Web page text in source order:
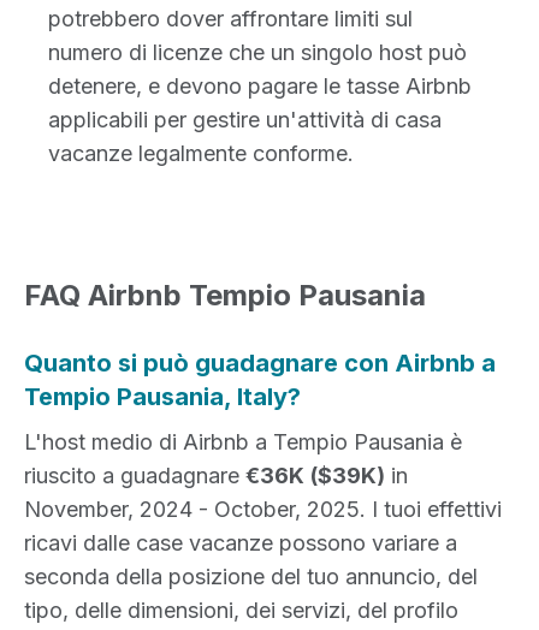
potrebbero dover affrontare limiti sul
numero di licenze che un singolo host può
detenere, e devono pagare le tasse Airbnb
applicabili per gestire un'attività di casa
vacanze legalmente conforme.
FAQ Airbnb Tempio Pausania
Quanto si può guadagnare con Airbnb a
Tempio Pausania, Italy?
L'host medio di Airbnb a Tempio Pausania è
riuscito a guadagnare €36K ($39K) in
November, 2024 - October, 2025. I tuoi effettivi
ricavi dalle case vacanze possono variare a
seconda della posizione del tuo annuncio, del
tipo, delle dimensioni, dei servizi, del profilo